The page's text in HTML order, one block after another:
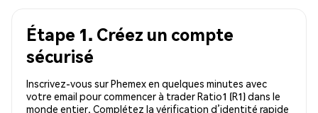
Étape 1. Créez un compte
sécurisé
Inscrivez-vous sur Phemex en quelques minutes avec
votre email pour commencer à trader Ratio1 (R1) dans le
monde entier. Complétez la vérification d’identité rapide